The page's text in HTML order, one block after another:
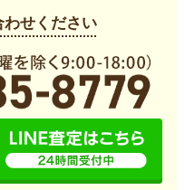
わせください